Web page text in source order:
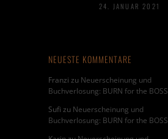
24. JANUAR 2021
NEUESTE KOMMENTARE
Franzi zu Neuerscheinung und
Buchverlosung: BURN for the BOSS
Sufi zu Neuerscheinung und
Buchverlosung: BURN for the BOSS